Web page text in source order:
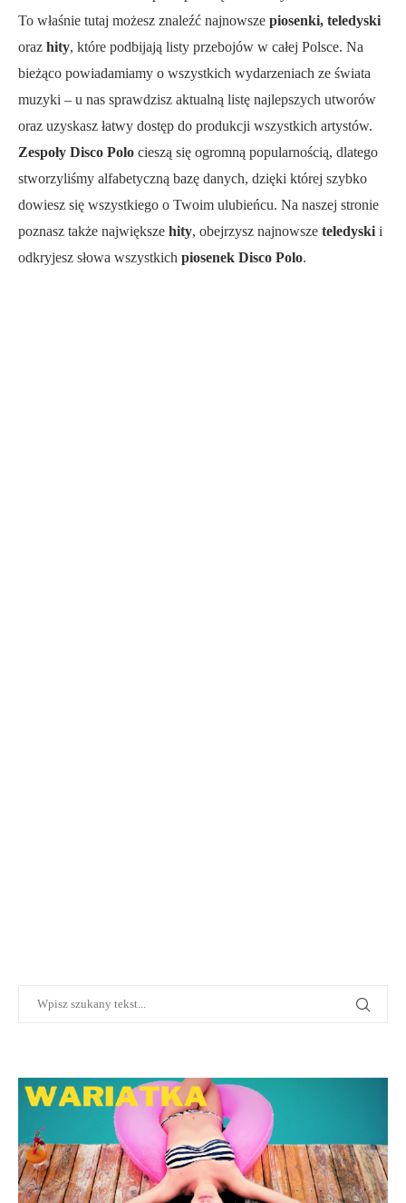
To właśnie tutaj możesz znaleźć najnowsze piosenki, teledyski
oraz hity, które podbijają listy przebojów w całej Polsce. Na
bieżąco powiadamiamy o wszystkich wydarzeniach ze świata
muzyki – u nas sprawdzisz aktualną listę najlepszych utworów
oraz uzyskasz łatwy dostęp do produkcji wszystkich artystów.
Zespoły Disco Polo cieszą się ogromną popularnością, dlatego
stworzyliśmy alfabetyczną bazę danych, dzięki której szybko
dowiesz się wszystkiego o Twoim ulubieńcu. Na naszej stronie
poznasz także największe hity, obejrzysz najnowsze teledyski i
odkryjesz słowa wszystkich piosenek Disco Polo.